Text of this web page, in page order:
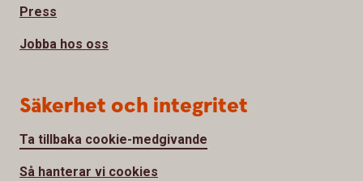
Press
Jobba hos oss
Säkerhet och integritet
Ta tillbaka cookie-medgivande
Så hanterar vi cookies